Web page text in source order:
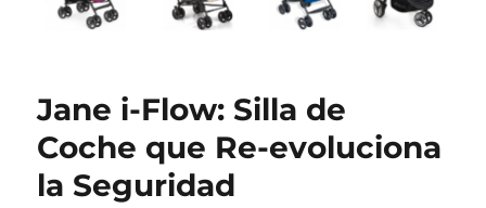
Jane i-Flow: Silla de
Coche que Re-evoluciona
la Seguridad